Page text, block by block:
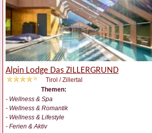
Alpin Lodge Das ZILLERGRUND
Tirol / Zillertal
Themen:
- Wellness & Spa
- Wellness & Romantik
- Wellness & Lifestyle
- Ferien & Aktiv